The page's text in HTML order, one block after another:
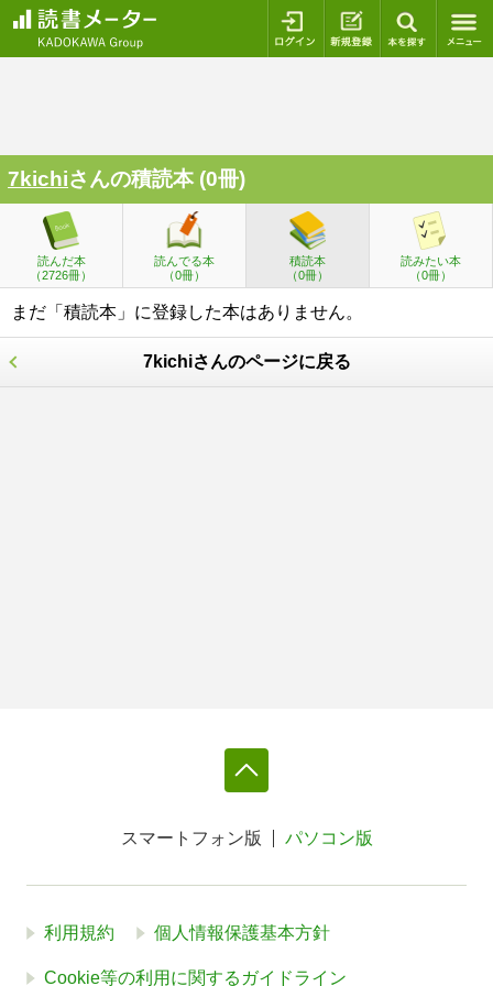
ログイン 新規登録
7kichiさんの積読本 (0冊)
読んだ本
（2726冊）
読んでる本
（0冊）
積読本
（0冊）
読みたい本
（0冊）
まだ「積読本」に登録した本はありません。
7kichiさんのページに戻る
スマートフォン版 パソコン版
利用規約 個人情報保護基本方針
Cookie等の利用に関するガイドライン